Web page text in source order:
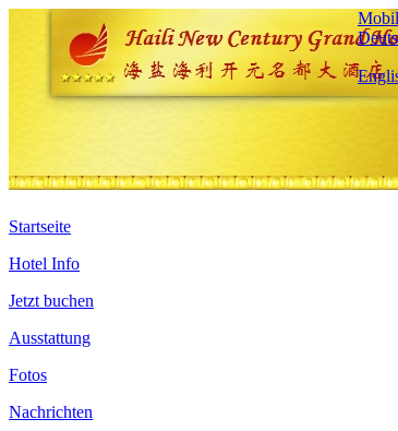
Startseite
Hotel Info
Jetzt buchen
Ausstattung
Fotos
Nachrichten